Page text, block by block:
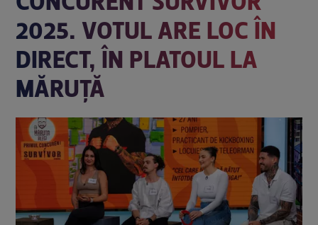
2025. VOTUL ARE LOC ÎN
DIRECT, ÎN PLATOUL LA
MĂRUȚĂ